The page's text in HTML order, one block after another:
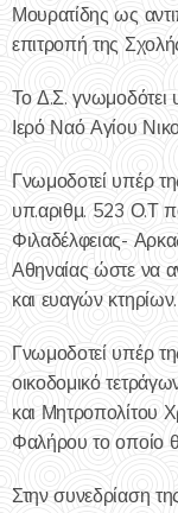
Μουρατίδης ως
επιτροπή της
Το Δ.Σ. γνωμοδότει
Ιερό Ναό Αγίου
Γνωμοδοτεί υπέρ
υπ.αριθμ. 523 Ο.Τ
Φιλαδέλφειας-
Αθηναίας ώστε να
και ευαγών κτηρίων.
Γνωμοδοτεί υπέρ
οικοδομικό
και Μητροπολίτου
Φαλήρου το οποίο
Στην συνεδρίαση